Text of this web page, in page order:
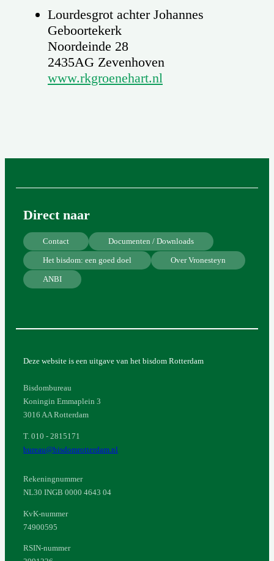
Lourdesgrot achter Johannes
Geboortekerk
Noordeinde 28
2435AG Zevenhoven
www.rkgroenehart.nl
Direct naar
Contact Documenten / Downloads
Het bisdom: een goed doel Over Vronesteyn
ANBI
Deze website is een uitgave van het bisdom Rotterdam
Bisdombureau
Koningin Emmaplein 3
3016 AA Rotterdam
T. 010 - 2815171
bureau@bisdomrotterdam.nl
Rekeningnummer
NL30 INGB 0000 4643 04
KvK-nummer
74900595
RSIN-nummer